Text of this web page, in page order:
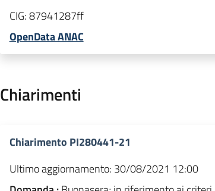
CIG:87941287ff
OpenData ANAC
Chiarimenti
Chiarimento PI280441-21
Ultimo aggiornamento: 30/08/2021 12:00